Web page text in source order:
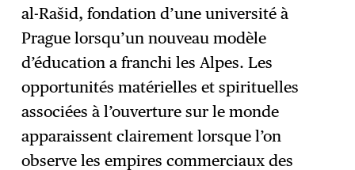
al-Rašid, fondation d’une université à
Prague lorsqu’un nouveau modèle
d’éducation a franchi les Alpes. Les
opportunités matérielles et spirituelles
associées à l’ouverture sur le monde
apparaissent clairement lorsque l’on
observe les empires commerciaux des